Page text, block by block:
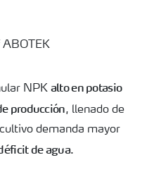
NPK alto en potasio
producción, llenado de
demanda mayor
de agua.